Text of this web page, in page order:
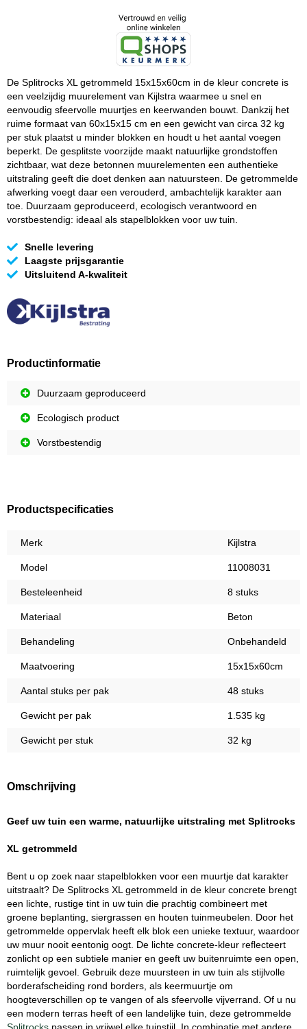
De Splitrocks XL getrommeld 15x15x60cm in de kleur concrete is
een veelzijdig muurelement van Kijlstra waarmee u snel en
eenvoudig sfeervolle muurtjes en keerwanden bouwt. Dankzij het
ruime formaat van 60x15x15 cm en een gewicht van circa 32 kg
per stuk plaatst u minder blokken en houdt u het aantal voegen
beperkt. De gesplitste voorzijde maakt natuurlijke grondstoffen
zichtbaar, wat deze betonnen muurelementen een authentieke
uitstraling geeft die doet denken aan natuursteen. De getrommelde
afwerking voegt daar een verouderd, ambachtelijk karakter aan
toe. Duurzaam geproduceerd, ecologisch verantwoord en
vorstbestendig: ideaal als stapelblokken voor uw tuin.
Snelle levering
Laagste prijsgarantie
Uitsluitend A-kwaliteit
Productinformatie
Duurzaam geproduceerd
Ecologisch product
Vorstbestendig
Productspecificaties
Merk Kijlstra
Model 11008031
Besteleenheid 8 stuks
Materiaal Beton
Behandeling Onbehandeld
Maatvoering 15x15x60cm
Aantal stuks per pak 48 stuks
Gewicht per pak 1.535 kg
Gewicht per stuk 32 kg
Omschrijving
Geef uw tuin een warme, natuurlijke uitstraling met Splitrocks
XL getrommeld
Bent u op zoek naar stapelblokken voor een muurtje dat karakter
uitstraalt? De Splitrocks XL getrommeld in de kleur concrete brengt
een lichte, rustige tint in uw tuin die prachtig combineert met
groene beplanting, siergrassen en houten tuinmeubelen. Door het
getrommelde oppervlak heeft elk blok een unieke textuur, waardoor
uw muur nooit eentonig oogt. De lichte concrete-kleur reflecteert
zonlicht op een subtiele manier en geeft uw buitenruimte een open,
ruimtelijk gevoel. Gebruik deze muursteen in uw tuin als stijlvolle
borderafscheiding rond borders, als keermuurtje om
hoogteverschillen op te vangen of als sfeervolle vijverrand. Of u nu
een modern terras heeft of een landelijke tuin, deze getrommelde